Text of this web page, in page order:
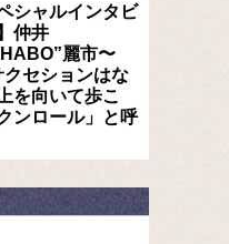
シャルインタビ
仲井
麗市〜
クセションはな
を向いて歩こ
ンロール」と呼